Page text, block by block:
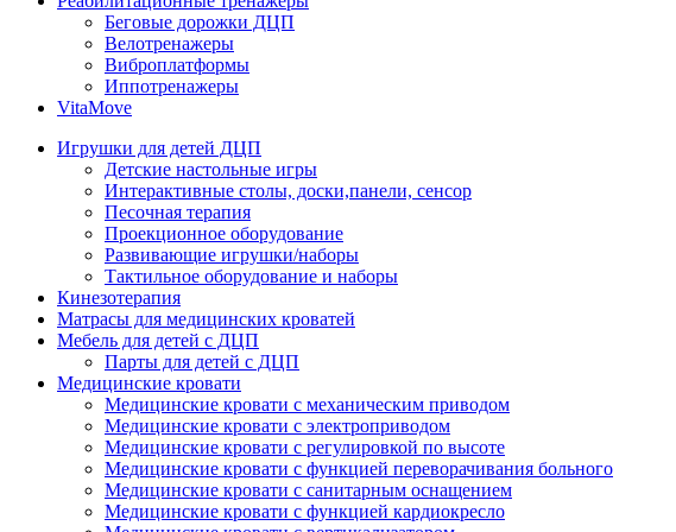
Беговые дорожки ДЦП
Велотренажеры
Виброплатформы
Иппотренажеры
VitaMove
Игрушки для детей ДЦП
Детские настольные игры
Интерактивные столы, доски,панели, сенсор
Песочная терапия
Проекционное оборудование
Развивающие игрушки/наборы
Тактильное оборудование и наборы
Кинезотерапия
Матрасы для медицинских кроватей
Мебель для детей с ДЦП
Парты для детей с ДЦП
Медицинские кровати
Медицинские кровати с механическим приводом
Медицинские кровати с электроприводом
Медицинские кровати с регулировкой по высоте
Медицинские кровати с функцией переворачивания больного
Медицинские кровати с санитарным оснащением
Медицинские кровати с функцией кардиокресло